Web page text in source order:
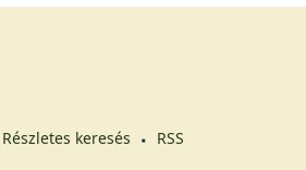
Részletes keresés RSS